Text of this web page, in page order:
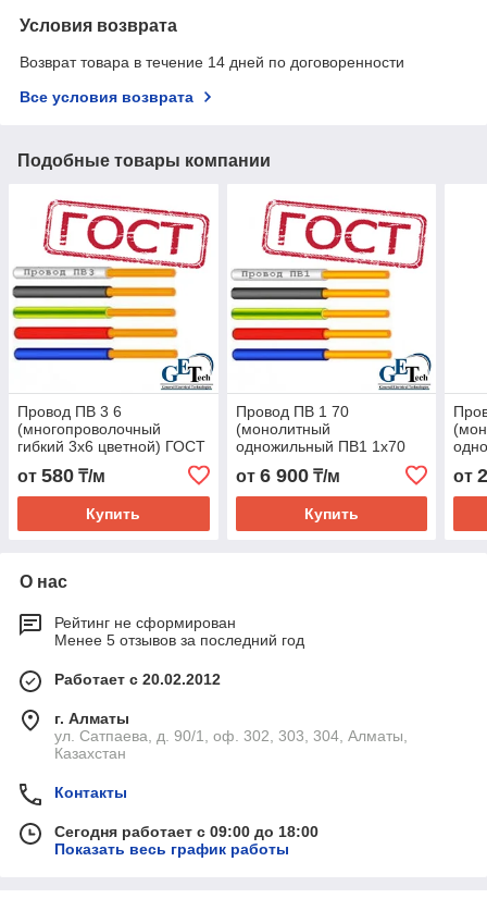
Условия возврата
Возврат товара в течение 14 дней по договоренности
Все условия возврата
Подобные товары компании
Провод ПВ 3 6
(многопроволочный
гибкий 3х6 цветной) ГОСТ
от 580 ₸/м
Купить
Провод ПВ 1 70
(монолитный
одножильный ПВ1 1х70
цветной) ГОСТ
от 6 900₸/м
Купить
от
О нас
Рейтинг не сформирован
Менее 5 отзывов за последний год
Работает с 20.02.2012
г. Алматы
ул. Сатпаева, д. 90/1, оф. 302, 303, 304, Алматы,
Казахстан
Контакты
Сегодня работает с 09:00 до 18:00
Показать весь график работы